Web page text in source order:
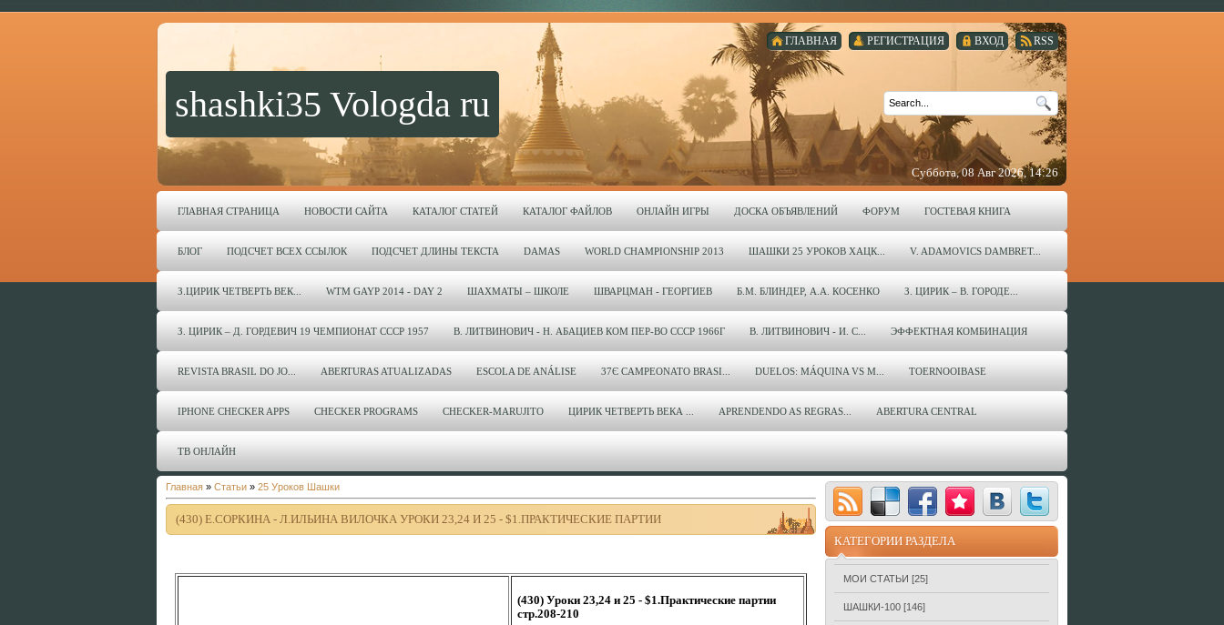
RSS
ВХОД
РЕГИСТРАЦИЯ
ГЛАВНАЯ
shashki35 Vologda ru
Суббота, 08 Авг 2026, 14:26
ГЛАВНАЯ СТРАНИЦА НОВОСТИ САЙТА КАТАЛОГ СТАТЕЙ КАТАЛОГ ФАЙЛОВ ОНЛАЙН ИГРЫ ДОСКА ОБЪЯВЛЕНИЙ ФОРУМ ГОСТЕВАЯ КНИГА
БЛОГ ПОДСЧЕТ ВСЕХ ССЫЛОК ПОДСЧЕТ ДЛИНЫ ТЕКСТА DAMAS WORLD CHAMPIONSHIP 2013 ШАШКИ 25 УРОКОВ ХАЦК... V. ADAMOVICS DAMBRET...
З.ЦИРИК ЧЕТВЕРТЬ ВЕК... WTM GAYP 2014 - DAY 2 ШАХМАТЫ – ШКОЛЕ ШВАРЦМАН - ГЕОРГИЕВ Б.М. БЛИНДЕР, А.А. КОСЕНКО З. ЦИРИК – В. ГОРОДЕ...
З. ЦИРИК – Д. ГОРДЕВИЧ 19 ЧЕМПИОНАТ СССР 1957 В. ЛИТВИНОВИЧ - Н. АБАЦИЕВ КОМ ПЕР-ВО СССР 1966Г В. ЛИТВИНОВИЧ - И. С... ЭФФЕКТНАЯ КОМБИНАЦИЯ
REVISTA BRASIL DO JO... ABERTURAS ATUALIZADAS ESCOLA DE ANÁLISE 37Є CAMPEONATO BRASI... DUELOS: MÁQUINA VS M... TOERNOOIBASE
IPHONE CHECKER APPS CHECKER PROGRAMS CHECKER-MARUJITO ЦИРИК ЧЕТВЕРТЬ ВЕКА ... APRENDENDO AS REGRAS... ABERTURA CENTRAL
ТВ ОНЛАЙН
Главная » Статьи » 25 Уроков Шашки
(430) E.СОРКИНА - Л.ИЛЬИНА ВИЛОЧКА УРОКИ 23,24 И 25 - $1.ПРАКТИЧЕСКИЕ ПАРТИИ
(430) Уроки 23,24 и 25 - $1.Практические партии
стр.208-210
КАТЕГОРИИ РАЗДЕЛА
МОИ СТАТЬИ [25]
ШАШКИ-100 [146]